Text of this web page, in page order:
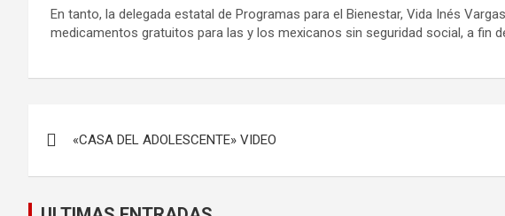
En tanto, la delegada estatal de Programas para el Bienestar, Vida Inés
medicamentos gratuitos para las y los mexicanos sin seguridad social, a fin
de
entradas
«CASA DEL ADOLESCENTE» VIDEO